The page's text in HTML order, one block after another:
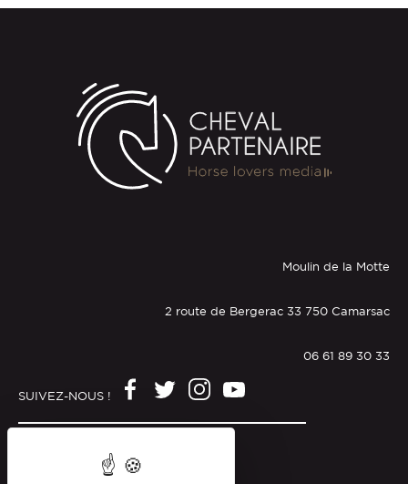
Moulin de la Motte
2 route de Bergerac 33 750 Camarsac
06 61 89 30 33
SUIVEZ-NOUS !
Politique de confidentialité